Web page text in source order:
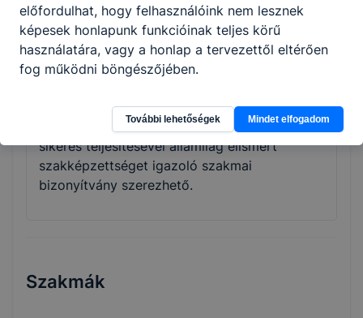
tizedik évfolyamát elvégezték. A képzési idő
főszabály szerint 2 év, de a fent leírtak
tükrében rövidebb is lehet. A képzés ágazati
alapoktatásból és szakirányú oktatásból áll.
vállalatnál is történhet, munkaszerződése
megfelelő módosításával. A szakmai vizsga
sikeres teljesítésével államilag elismert
szakképzettséget igazoló szakmai
bizonyítvány szerezhető.
Szakmák
előfordulhat, hogy felhasználóink nem lesznek
képesek honlapunk funkcióinak teljes körű
használatára, vagy a honlap a tervezettől eltérően
fog működni böngészőjében.
További lehetőségek Mindet elfogadom